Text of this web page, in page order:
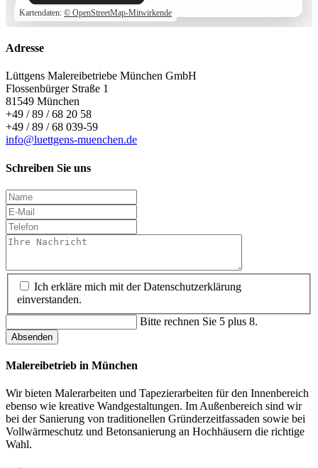
Kartendaten: © OpenStreetMap-Mitwirkende
Adresse
Lüttgens Malereibetriebe München GmbH
Flossenbürger Straße 1
81549 München
+49 / 89 / 68 20 58
+49 / 89 / 68 039-59
info@luettgens-muenchen.de
Schreiben Sie uns
Ich erkläre mich mit der Datenschutzerklärung
einverstanden.
Bitte rechnen Sie 5 plus 8.
Absenden
Malereibetrieb in München
Wir bieten Malerarbeiten und Tapezierarbeiten für den Innenbereich
ebenso wie kreative Wandgestaltungen. Im Außenbereich sind wir
bei der Sanierung von traditionellen Gründerzeitfassaden sowie bei
Vollwärmeschutz und Betonsanierung an Hochhäusern die richtige
Wahl.